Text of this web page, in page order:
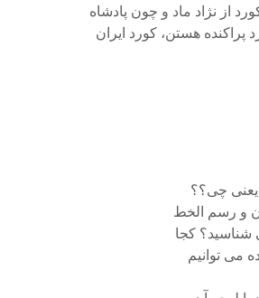
از نژاد ماد و چون پادشاه
هستن، کورد ایران
یعنی چی؟؟
و رسم الخط
شناسید؟ کجا
می توانیم